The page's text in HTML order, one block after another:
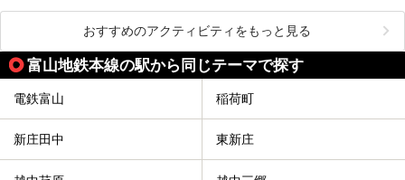
おすすめのアクティビティをもっと見る
富山地鉄本線の駅から同じテーマで探す
電鉄富山 稲荷町
新庄田中 東新庄